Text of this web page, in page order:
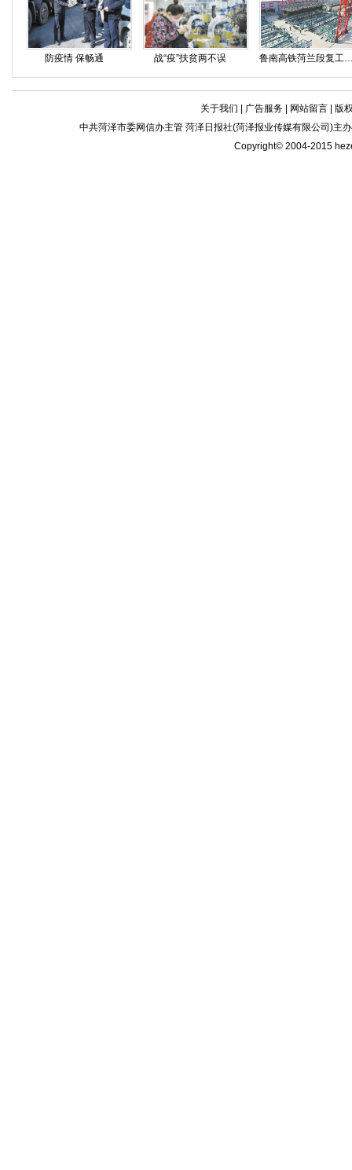
防疫情 保畅通 战“疫”扶贫两不误 鲁南高铁菏兰段
关于我们 广告服务| 网站留言| 版
中共菏泽市委网信办主管 菏泽日报社(菏泽报业传媒有限公司)主
Copyright© 2004-2015